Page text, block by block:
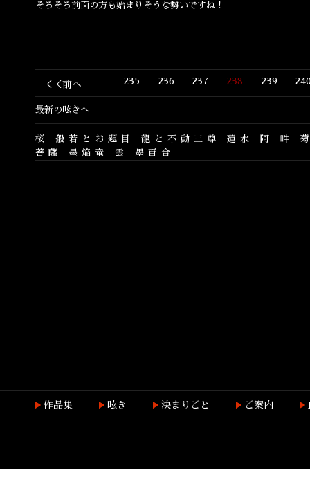
そろそろ前面の方も始まりそうな勢いですね！
＜＜前へ 235 236 237 238 239
最新の呟きへ
桜 般若とお題目 龍と不動三尊 蓮水 阿 吽
菩薩
墨焔竜 雲 墨百合
作品集 呟き 決まりごと ご案内